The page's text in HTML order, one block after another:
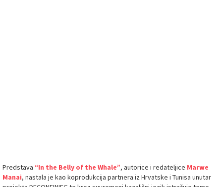
Predstava “In the Belly of the Whale”, autorice i redateljice Marwe
Manai, nastala je kao koprodukcija partnera iz Hrvatske i Tunisa unutar